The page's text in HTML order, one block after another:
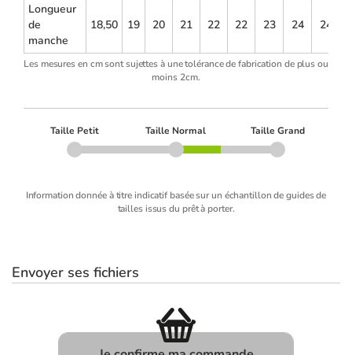
Longueur
de
manche
18,50 19 20 21 22 22 23 24 24
Les mesures en cm sont sujettes à une tolérance de fabrication de plus ou
moins 2cm.
Taille Petit Taille Normal Taille Grand
Information donnée à titre indicatif basée sur un échantillon de guides de
tailles issus du prêt à porter.
Envoyer ses fichiers